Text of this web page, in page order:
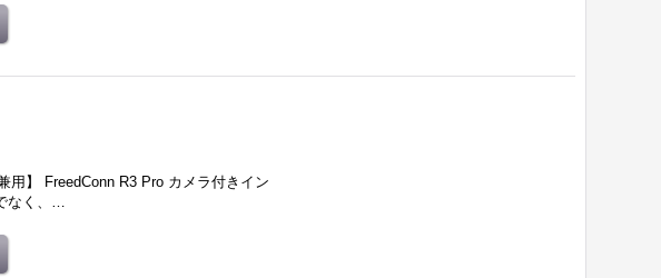
用】 FreedConn R3 Pro カメラ付きイン
なく、…